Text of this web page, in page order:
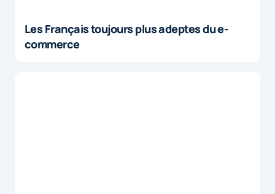
Les Français toujours plus adeptes du e-
commerce